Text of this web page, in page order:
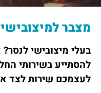
מצבר
בעלי מיצובישי
להסתייע בשירותי
לעצמכם שירות לצד